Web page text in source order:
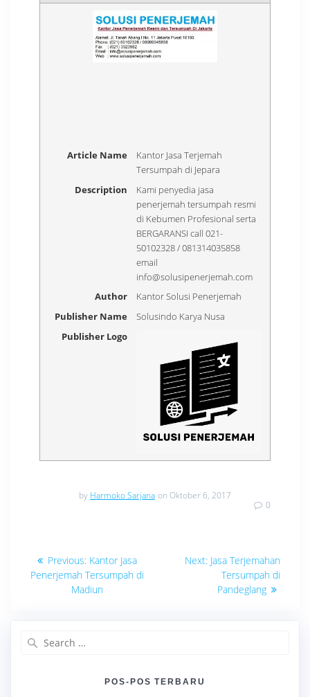
Article Name
Kantor Jasa Terjemah
Tersumpah di Jepara
Description
Kami penyedia jasa
penerjemah tersumpah resmi
di Kebumen Profesional serta
BERGARANSI call 021-
50102328 / 081314035858
email
info@solusipenerjemah.com
Author
Kantor Solusi Penerjemah
Publisher Name
Solusindo Karya Nusa
Publisher Logo
by Harmoko Sarjana on Oktober 6, 2017
0
Navigasi
pos
Previous: Previous
post:
Kantor Jasa
Penerjemah Tersumpah di
Madiun
Next: Next
post:
Jasa Terjemahan
Tersumpah di
Pandeglang
POS-POS TERBARU